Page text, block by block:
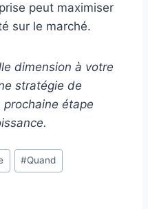
peut maximiser
sur le marché.
dimension à votre
stratégie de
étape
#Quand